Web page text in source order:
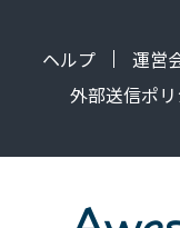
ヘルプ 運営
外部送信ポ